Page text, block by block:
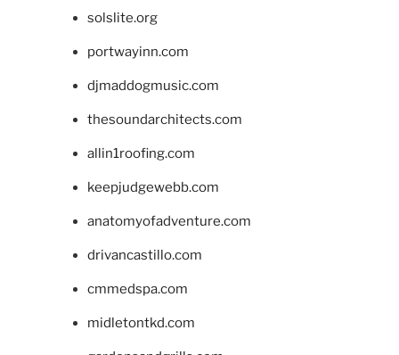
solslite.org
portwayinn.com
djmaddogmusic.com
thesoundarchitects.com
allin1roofing.com
keepjudgewebb.com
anatomyofadventure.com
drivancastillo.com
cmmedspa.com
midletontkd.com